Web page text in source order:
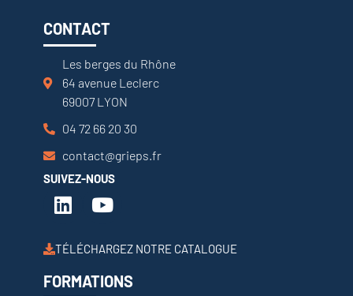
CONTACT
Les berges du Rhône
64 avenue Leclerc
69007 LYON
04 72 66 20 30
contact@grieps.fr
SUIVEZ-NOUS
TÉLÉCHARGEZ NOTRE CATALOGUE
FORMATIONS